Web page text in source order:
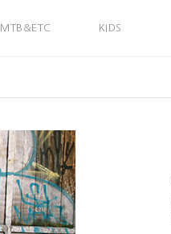
MTB&ETC KIDS